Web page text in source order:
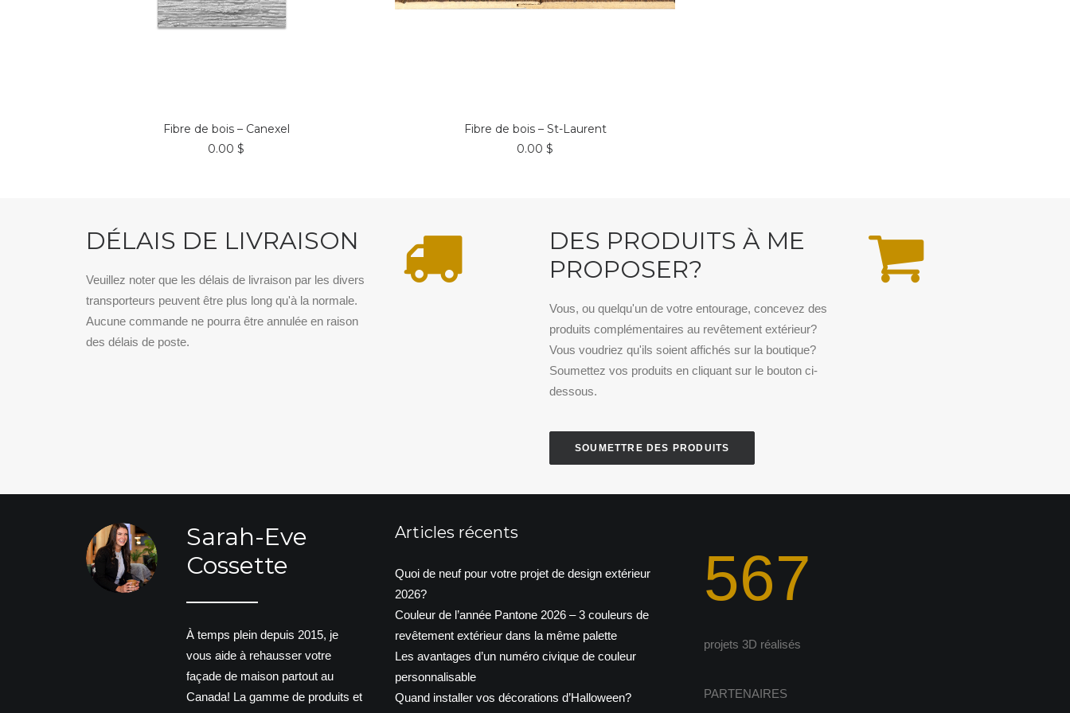
Fibre de bois – Canexel
0.00 $
du
Fibre de bois – St-Laurent
0.00 $
DÉLAIS DE LIVRAISON
Veuillez noter que les délais de livraison par les divers
transporteurs peuvent être plus long qu'à la normale.
Aucune commande ne pourra être annulée en raison
des délais de poste.
DES PRODUITS À ME
PROPOSER?
Vous, ou quelqu'un de votre entourage, concevez des
produits complémentaires au revêtement extérieur?
Vous voudriez qu'ils soient affichés sur la boutique?
Soumettez vos produits en cliquant sur le bouton ci-
dessous.
SOUMETTRE DES PRODUITS
Sarah-Eve
Cossette
À temps plein depuis 2015, je
vous aide à rehausser votre
façade de maison partout au
Canada! La gamme de produits et
Articles récents
Quoi de neuf pour votre projet de design extérieur
2026?
Couleur de l’année Pantone 2026 – 3 couleurs de
revêtement extérieur dans la même palette
Les avantages d’un numéro civique de couleur
personnalisable
Quand installer vos décorations d’Halloween?
567
projets 3D réalisés
PARTENAIRES